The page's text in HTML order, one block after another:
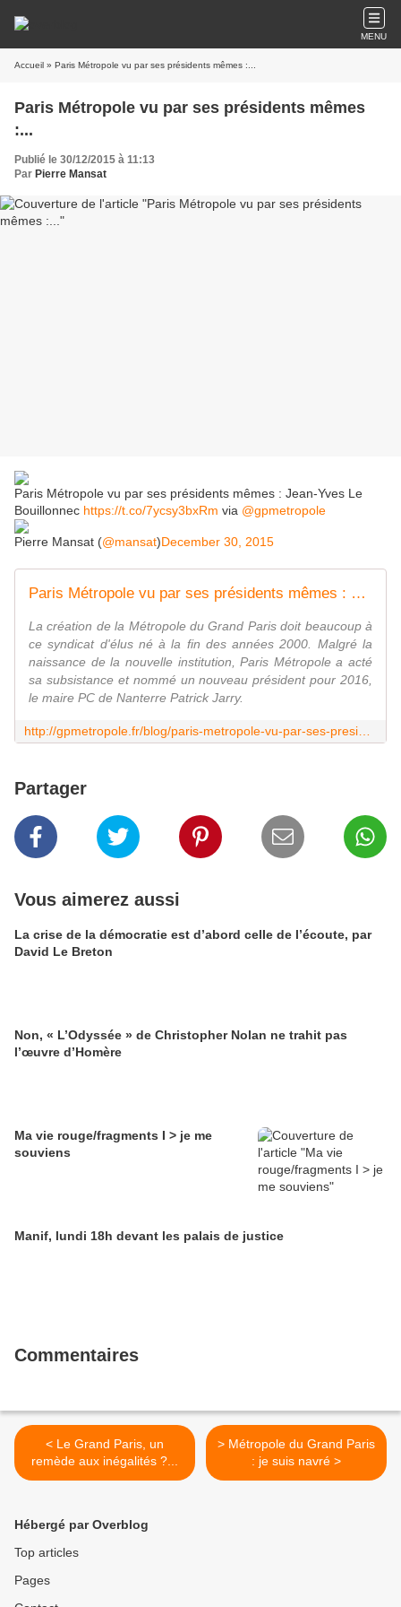
MENU
Accueil » Paris Métropole vu par ses présidents mêmes :...
Paris Métropole vu par ses présidents mêmes
:...
Publié le 30/12/2015 à 11:13
Par Pierre Mansat
Paris Métropole vu par ses présidents mêmes : Jean-Yves Le
Bouillonnec https://t.co/7ycsy3bxRm via @gpmetropole
Pierre Mansat (@mansat)December 30, 2015
Paris Métropole vu par ses présidents mêmes : Jean-Yves Le Bouillonnec
La création de la Métropole du Grand Paris doit beaucoup à
ce syndicat d'élus né à la fin des années 2000. Malgré la
naissance de la nouvelle institution, Paris Métropole a acté
sa subsistance et nommé un nouveau président pour 2016,
le maire PC de Nanterre Patrick Jarry.
Partager
Vous aimerez aussi
La crise de la démocratie est d’abord celle de l’écoute, par
David Le Breton
Non, « L’Odyssée » de Christopher Nolan ne trahit pas
l’œuvre d’Homère
Ma vie rouge/fragments I > je me
souviens
Manif, lundi 18h devant les palais de justice
Commentaires
< Le Grand Paris, un
remède aux inégalités ?...
> Métropole du Grand Paris
: je suis navré >
Hébergé par Overblog
Top articles
Pages